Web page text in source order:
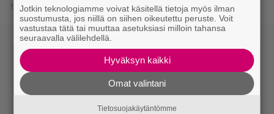
13.10.2025 11:15
Jotkin teknologiamme voivat käsitellä tietoja myös ilman
suostumusta, jos niillä on siihen oikeutettu peruste. Voit
vastustaa tätä tai muuttaa asetuksiasi milloin tahansa
seuraavalla välilehdellä.
Hyväksyn kaikki
Omat valintani
Tietosuojakäytäntömme